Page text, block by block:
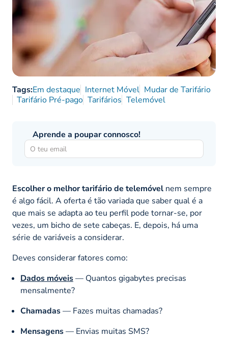
Tags:Em destaque Internet Móvel Mudar de Tarifário
Tarifário Pré-pago Tarifários Telemóvel
Aprende a poupar connosco!
Escolher o melhor tarifário de telemóvel nem sempre
é algo fácil. A oferta é tão variada que saber qual é a
que mais se adapta ao teu perfil pode tornar-se, por
vezes, um bicho de sete cabeças. E, depois, há uma
série de variáveis a considerar.
Deves considerar fatores como:
Dados móveis— Quantos gigabytes precisas
mensalmente?
Chamadas— Fazes muitas chamadas?
Mensagens— Envias muitas SMS?